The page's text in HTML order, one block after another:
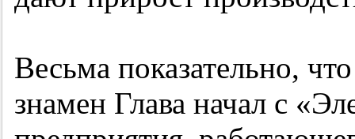
Весьма показательно,
знамен Глава начал с